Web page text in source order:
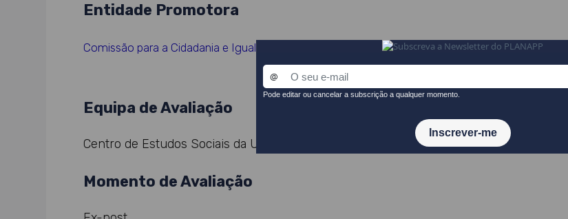
Entidade Promotora
Comissão para a Cidadania e Igualdade de Género (CIG)
Equipa de Avaliação
Centro de Estudos Sociais da Universidade de Coimbra (CES-UC)
Momento de Avaliação